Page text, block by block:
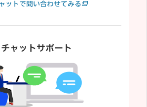
ットで問い合わせてみる
チャットサポート